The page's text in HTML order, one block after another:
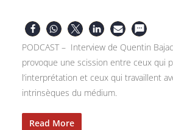
PODCAST – Interview de Quentin
provoque une scission entre ceux qui
l’interprétation et ceux qui travaillent
intrinsèques du médium.
Read More